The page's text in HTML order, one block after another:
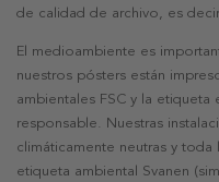
de calidad de archivo, es
El medioambiente es
nuestros pósters están
ambientales FSC y la etiqueta
responsable. Nuestras
climáticamente neutras y
etiqueta ambiental Svanen